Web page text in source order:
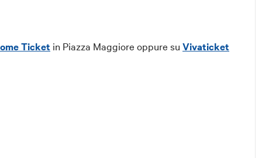
Ticket in Piazza Maggiore oppure su Vivaticket